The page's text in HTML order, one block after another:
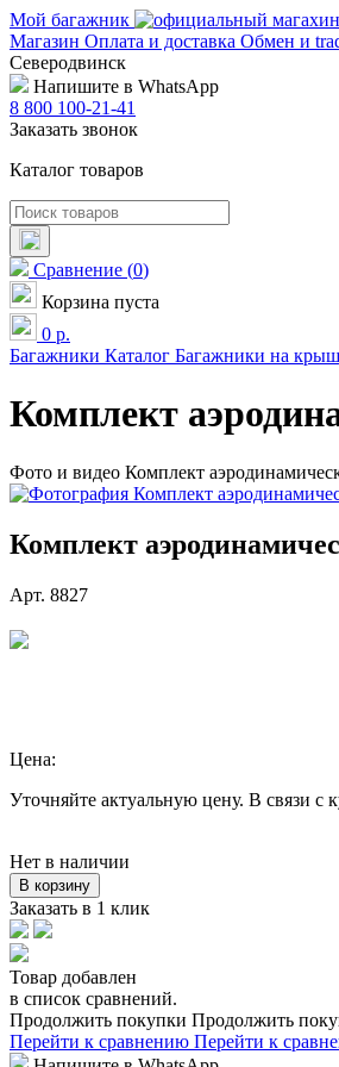
Мой багажник
Магазин Оплата и доставка Обмен и
Северодвинск
Напишите в WhatsApp
8 800 100-21-41
Заказать звонок
Каталог товаров
Сравнение (0)
Корзина пуста
0 р.
Багажники Каталог Багажники на
Комплект
Фото и видео Комплект
Комплект
Арт. 8827
Цена:
Уточняйте актуальную цену. В связи с
Нет в наличии
В корзину
Заказать в 1 клик
Товар добавлен
в список сравнений.
Продолжить покупки Продолжить
Перейти к сравнению Перейти к